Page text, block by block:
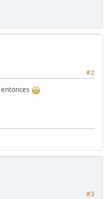
#2
entonces
#3